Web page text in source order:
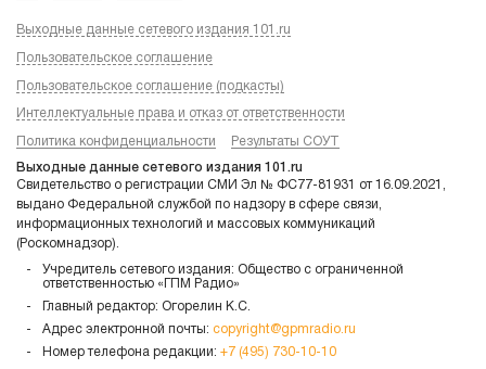
Выходные данные сетевого издания 101.ru
Пользовательское соглашение
Пользовательское соглашение (подкасты)
Интеллектуальные права и отказ от ответственности
Политика конфиденциальности Результаты СОУТ
Выходные данные сетевого издания 101.ru
Свидетельство о регистрации СМИ Эл № ФС77-81931 от 16.09.2021,
выдано Федеральной службой по надзору в сфере связи,
информационных технологий и массовых коммуникаций
(Роскомнадзор).
Учредитель сетевого издания: Общество с ограниченной
ответственностью «ГПМ Радио»
Главный редактор: Огорелин К.С.
Адрес электронной почты: copyright@gpmradio.ru
Номер телефона редакции: +7 (495) 730-10-10